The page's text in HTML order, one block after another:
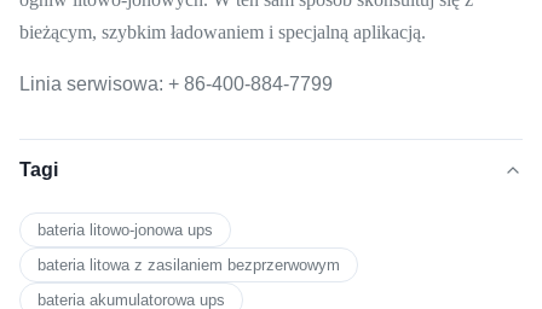
bieżącym, szybkim ładowaniem i specjalną aplikacją.
Linia serwisowa: + 86-400-884-7799
Tagi
bateria litowo-jonowa ups
bateria litowa z zasilaniem bezprzerwowym
bateria akumulatorowa ups